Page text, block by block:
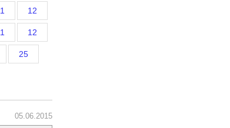
12
12
25
05.06.2015